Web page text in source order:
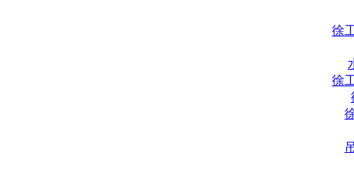
徐
徐